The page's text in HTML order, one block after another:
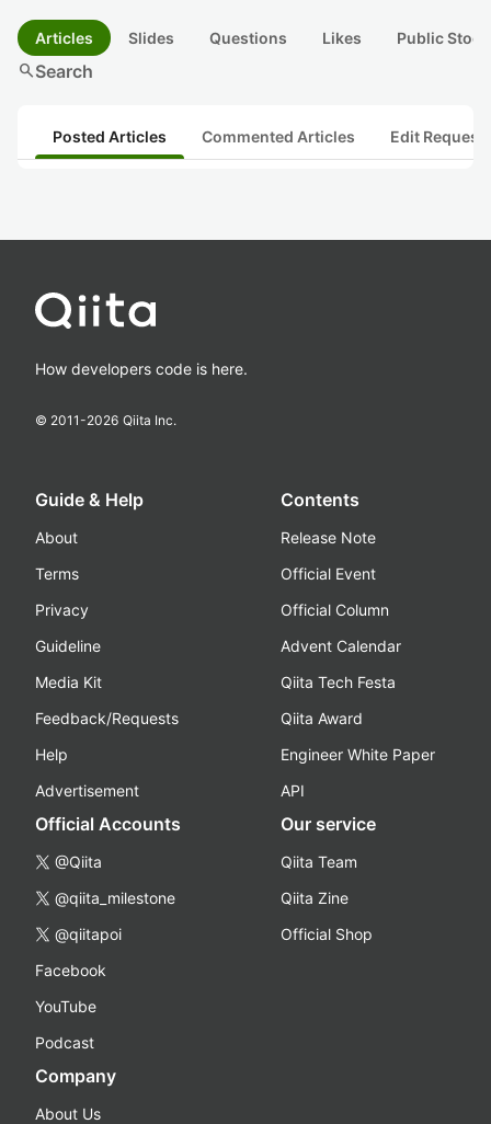
Articles Slides Questions Likes Public
searchSearch
Posted Articles Commented Articles Edit
How developers code is here.
© 2011-2026 Qiita Inc.
Guide & Help
About
Terms
Privacy
Guideline
Media Kit
Feedback/Requests
Help
Advertisement
Contents
Release Note
Official Event
Official Column
Advent Calendar
Qiita Tech Festa
Qiita Award
Engineer White Paper
API
Official Accounts
@Qiita
@qiita_milestone
@qiitapoi
Facebook
YouTube
Podcast
Our service
Qiita Team
Qiita Zine
Official Shop
Company
About Us